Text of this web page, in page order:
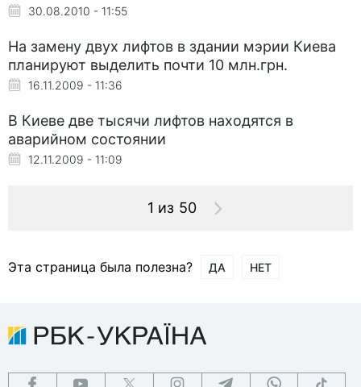
30.08.2010 - 11:55
На замену двух лифтов в здании мэрии Киева
планируют выделить почти 10 млн.грн.
16.11.2009 - 11:36
В Киеве две тысячи лифтов находятся в
аварийном состоянии
12.11.2009 - 11:09
1 из 50
Эта страница была полезна? ДА НЕТ